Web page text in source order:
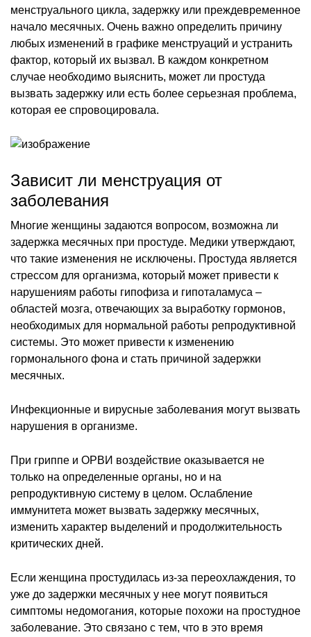
менструального цикла, задержку или преждевременное
начало месячных. Очень важно определить причину
любых изменений в графике менструаций и устранить
фактор, который их вызвал. В каждом конкретном
случае необходимо выяснить, может ли простуда
вызвать задержку или есть более серьезная проблема,
которая ее спровоцировала.
Зависит ли менструация от
заболевания
Многие женщины задаются вопросом, возможна ли
задержка месячных при простуде. Медики утверждают,
что такие изменения не исключены. Простуда является
стрессом для организма, который может привести к
нарушениям работы гипофиза и гипоталамуса –
областей мозга, отвечающих за выработку гормонов,
необходимых для нормальной работы репродуктивной
системы. Это может привести к изменению
гормонального фона и стать причиной задержки
месячных.
Инфекционные и вирусные заболевания могут вызвать
нарушения в организме.
При гриппе и ОРВИ воздействие оказывается не
только на определенные органы, но и на
репродуктивную систему в целом. Ослабление
иммунитета может вызвать задержку месячных,
изменить характер выделений и продолжительность
критических дней.
Если женщина простудилась из-за переохлаждения, то
уже до задержки месячных у нее могут появиться
симптомы недомогания, которые похожи на простудное
заболевание. Это связано с тем, что в это время